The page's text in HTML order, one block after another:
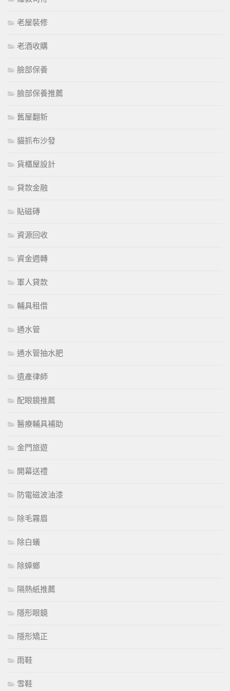
老屋裝修
老酒收購
臉部保養
臉部保養推薦
舊屋翻新
貓抓布沙發
貨櫃屋設計
貸款金融
貼磁磚
資源回收
資金週轉
軍人貸款
輔具租借
通水管
通水管抽水肥
遺產律師
配眼鏡推薦
醫療輔具補助
金門旅遊
開幕送禮
防電磁波油漆
除毛霧眉
除白蟻
除蟑螂
隔熱紙推薦
隱形眼鏡
隱形矯正
雨鞋
雪鞋